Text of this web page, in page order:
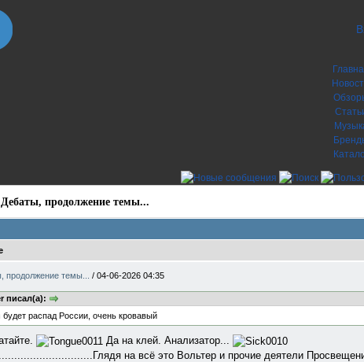
Дебаты, продолжение темы...
продолжение темы... / 04-06-2026 04:35
писал(а):
будет распад России, очень кровавый
Да на клей. Анализатор...
на всё это Вольтер и прочие деятели